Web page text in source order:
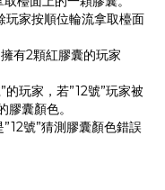
玩家按順位輪流拿取檯面
有2顆紅膠囊的玩家
玩家，若”12號”玩家被
囊顏色。
號”猜測膠囊顏色錯誤